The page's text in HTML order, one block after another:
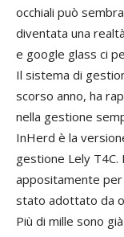
occhiali può
diventata una
e google glass ci
Il sistema di
scorso anno, ha
nella gestione
InHerd è la
gestione Lely
appositamente
stato adottato da
Più di mille sono